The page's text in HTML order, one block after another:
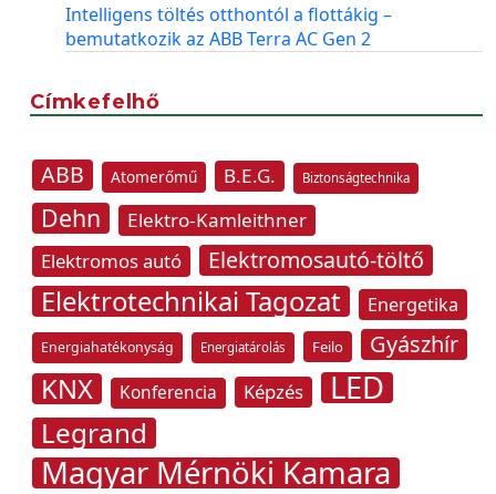
Intelligens töltés otthontól a flottákig –
bemutatkozik az ABB Terra AC Gen 2
Címkefelhő
ABB Atomerőmű B.E.G. Biztonságtechnika
Dehn
Elektro-Kamleithner
Elektromos autó
Elektromosautó-töltő
Elektrotechnikai Tagozat Energetika
Energiahatékonyság Energiatárolás Feilo Gyászhír
KNX Konferencia Képzés LED
Legrand
Magyar Mérnöki Kamara